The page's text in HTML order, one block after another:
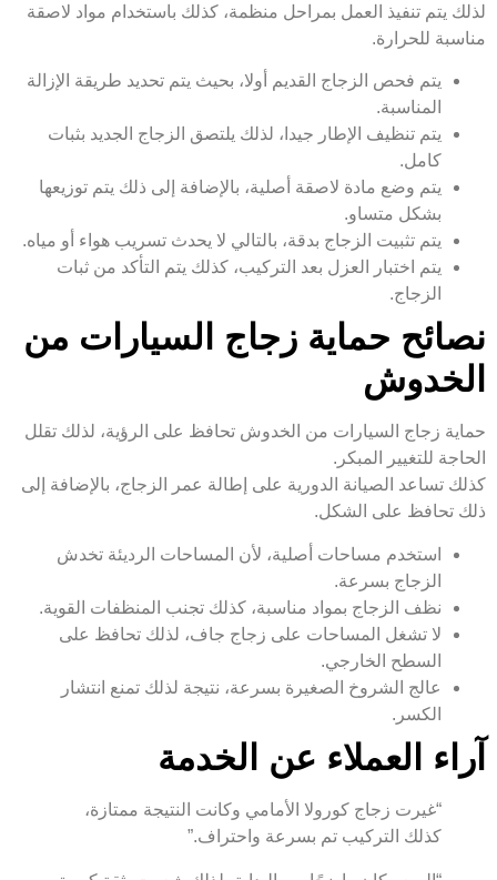
لذلك يتم تنفيذ العمل بمراحل منظمة، كذلك باستخدام مواد لاصقة
مناسبة للحرارة.
يتم فحص الزجاج القديم أولا، بحيث يتم تحديد طريقة الإزالة
المناسبة.
يتم تنظيف الإطار جيدا، لذلك يلتصق الزجاج الجديد بثبات
كامل.
يتم وضع مادة لاصقة أصلية، بالإضافة إلى ذلك يتم توزيعها
بشكل متساو.
يتم تثبيت الزجاج بدقة، بالتالي لا يحدث تسريب هواء أو مياه.
يتم اختبار العزل بعد التركيب، كذلك يتم التأكد من ثبات
الزجاج.
نصائح حماية زجاج السيارات من
الخدوش
حماية زجاج السيارات من الخدوش تحافظ على الرؤية، لذلك تقلل
الحاجة للتغيير المبكر.
كذلك تساعد الصيانة الدورية على إطالة عمر الزجاج، بالإضافة إلى
ذلك تحافظ على الشكل.
استخدم مساحات أصلية، لأن المساحات الرديئة تخدش
الزجاج بسرعة.
نظف الزجاج بمواد مناسبة، كذلك تجنب المنظفات القوية.
لا تشغل المساحات على زجاج جاف، لذلك تحافظ على
السطح الخارجي.
عالج الشروخ الصغيرة بسرعة، نتيجة لذلك تمنع انتشار
الكسر.
آراء العملاء عن الخدمة
“غيرت زجاج كورولا الأمامي وكانت النتيجة ممتازة،
كذلك التركيب تم بسرعة واحتراف.”